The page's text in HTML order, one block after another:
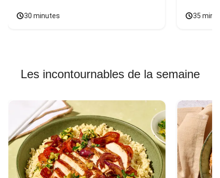
30 minutes 35
Les incontournables de la semaine